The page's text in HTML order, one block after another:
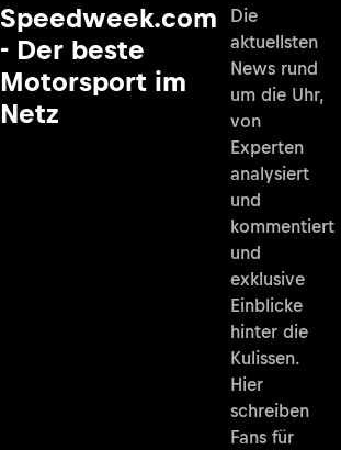
Speedweek.com
- Der beste
Motorsport im
Netz
Die
aktuellsten
News rund
um die Uhr,
von
Experten
analysiert
und
kommentiert
und
exklusive
Einblicke
hinter die
Kulissen.
Hier
schreiben
Fans für